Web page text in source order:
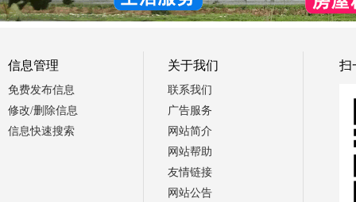
信息管理
免费发布信息
修改/删除信息
信息快速搜索
关于我们
联系我们
广告服务
网站简介
网站帮助
友情链接
网站公告
扫